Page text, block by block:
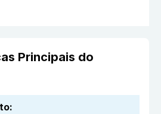
Principais do
: